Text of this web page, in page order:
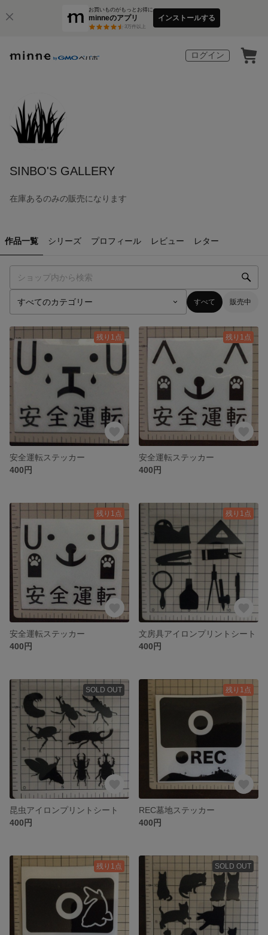
お買いものがもっとお得に
minneのアプリ
3万件以上
インストールする
ログイン
SINBO'S GALLERY
在庫あるのみの販売になります
作品一覧 シリーズ プロフィール レビュー レター
すべて 販売中
残り1点
安全運転ステッカー
400円
残り1点
安全運転ステッカー
400円
残り1点
安全運転ステッカー
400円
残り1点
文房具アイロンプリントシート
400円
SOLD OUT
昆虫アイロンプリントシート
400円
残り1点
REC墓地ステッカー
400円
残り1点 SOLD OUT